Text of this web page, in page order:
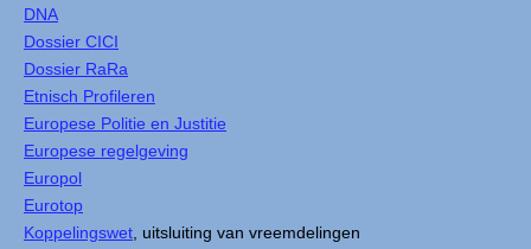
DNA
Dossier CICI
Dossier RaRa
Etnisch Profileren
Europese Politie en Justitie
Europese regelgeving
Europol
Eurotop
Koppelingswet , uitsluiting van vreemdelingen